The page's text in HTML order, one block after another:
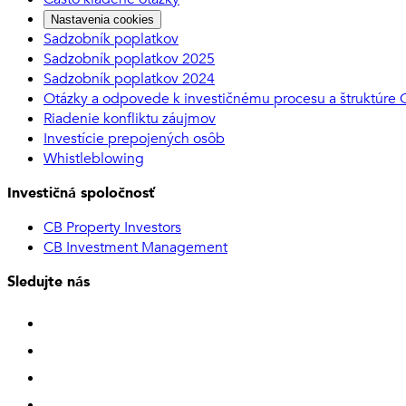
Nastavenia cookies
Sadzobník poplatkov
Sadzobník poplatkov 2025
Sadzobník poplatkov 2024
Otázky a odpovede k investičnému procesu a štruktúre
Riadenie konfliktu záujmov
Investície prepojených osôb
Whistleblowing
Investičná spoločnosť
CB Property Investors
CB Investment Management
Sledujte nás